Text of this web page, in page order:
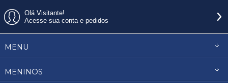
Olá Visitante!
Acesse sua conta e pedidos
MENU
MENINOS